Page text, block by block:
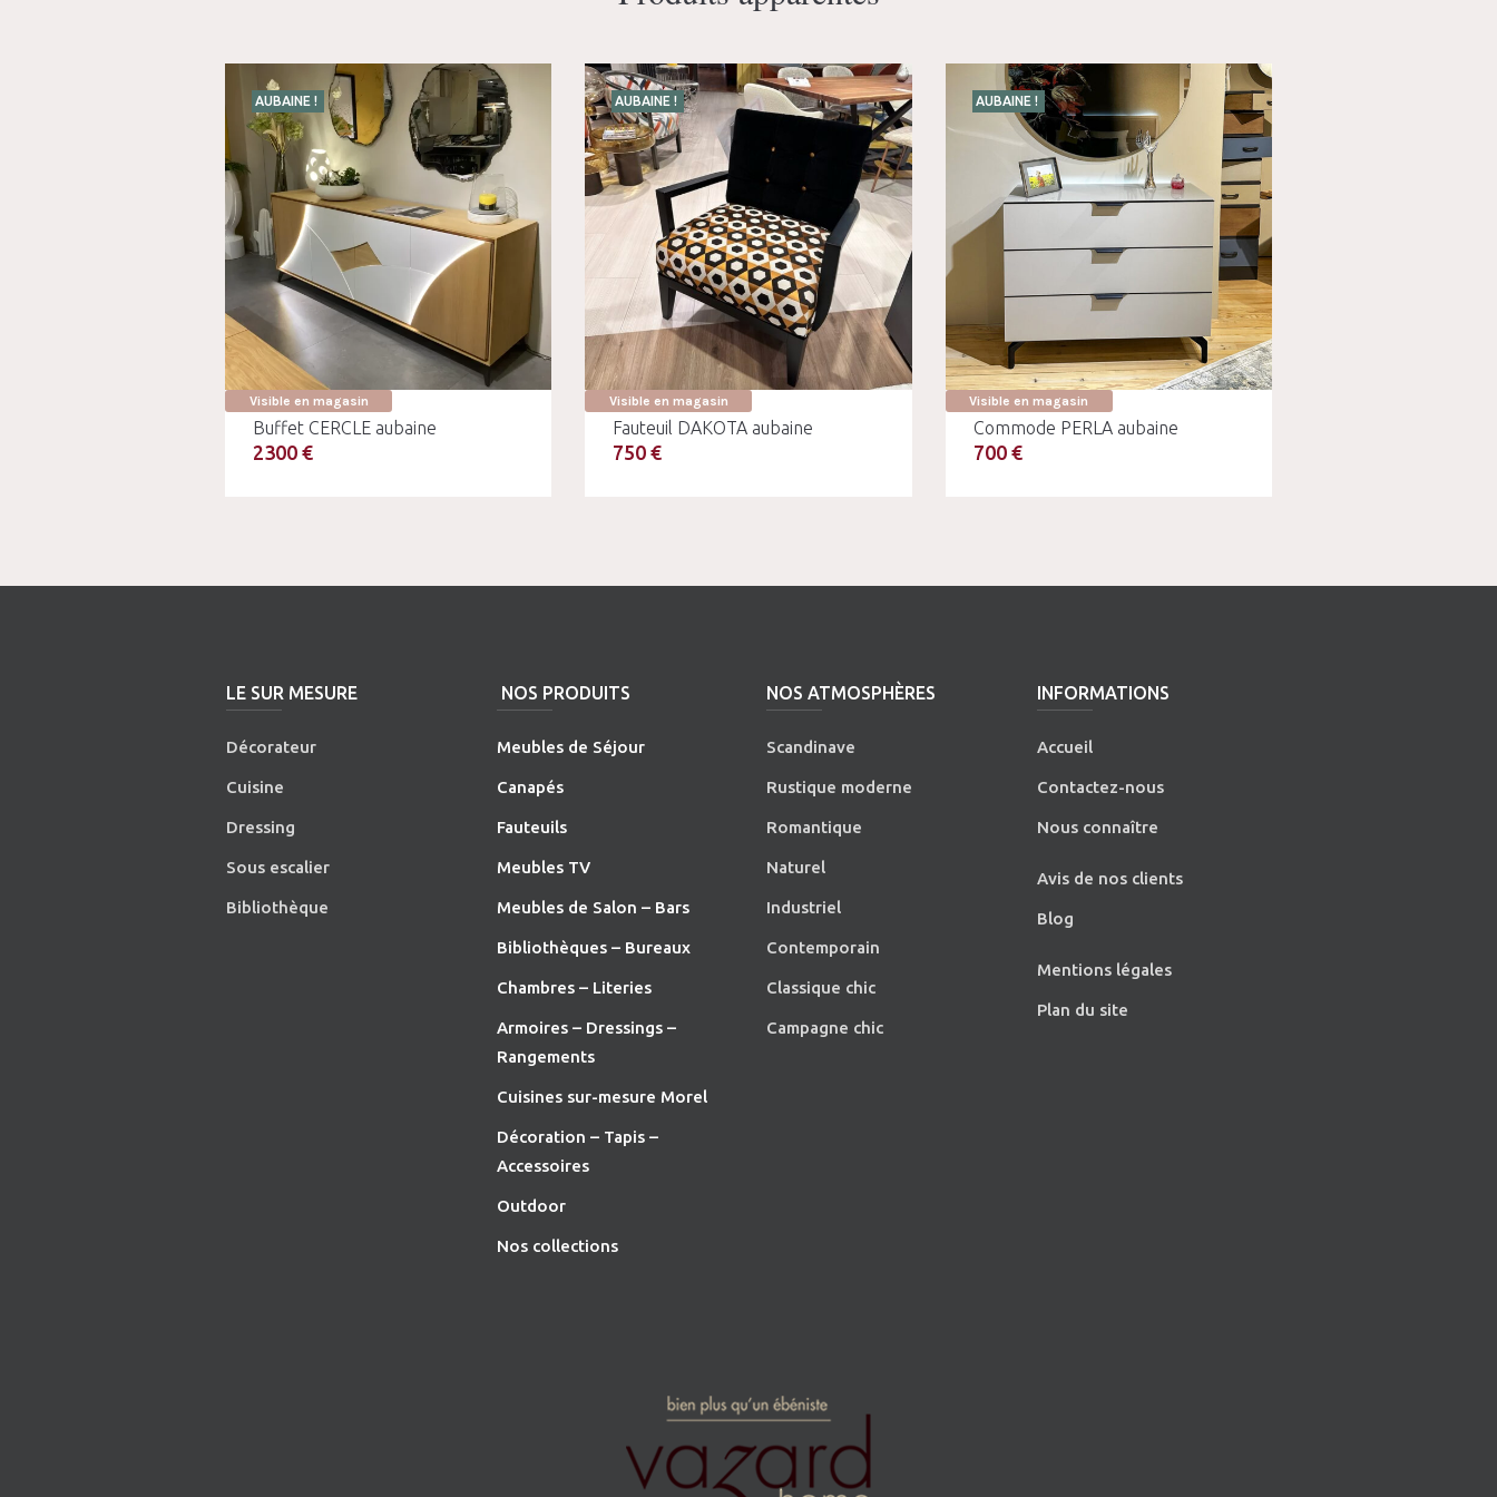
AUBAINE !
Visible en magasin
Buffet CERCLE aubaine
2300 €
AUBAINE !
Visible en magasin
Fauteuil DAKOTA aubaine
750 €
AUBAINE !
Visible en magasin
Commode PERLA aubaine
700 €
LE SUR MESURE
Décorateur
Cuisine
Dressing
Sous escalier
Bibliothèque
NOS PRODUITS
Meubles de Séjour
Canapés
Fauteuils
Meubles TV
Meubles de Salon – Bars
Bibliothèques – Bureaux
Chambres – Literies
Armoires – Dressings –
Rangements
Cuisines sur-mesure Morel
Décoration – Tapis –
Accessoires
Outdoor
Nos collections
NOS ATMOSPHÈRES
Scandinave
Rustique moderne
Romantique
Naturel
Industriel
Contemporain
Classique chic
Campagne chic
INFORMATIONS
Accueil
Contactez-nous
Nous connaître
Avis de nos clients
Blog
Mentions légales
Plan du site